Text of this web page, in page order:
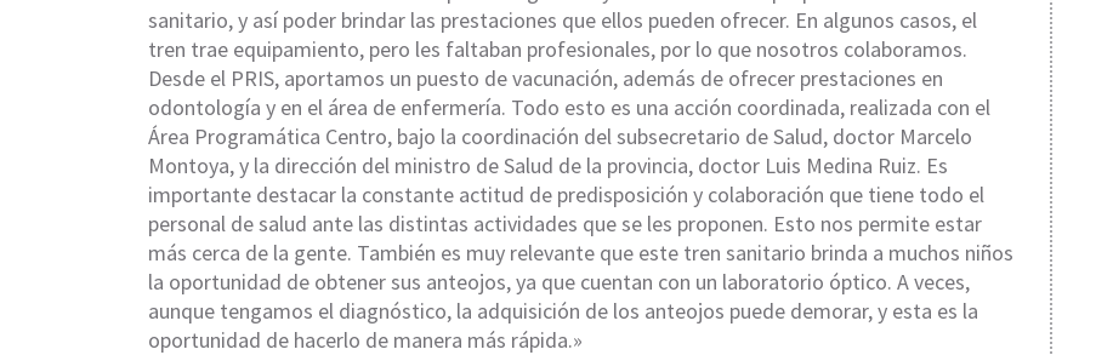
sanitario, y así poder brindar las prestaciones que ellos pueden ofrecer. En algunos casos, el
tren trae equipamiento, pero les faltaban profesionales, por lo que nosotros colaboramos.
Desde el PRIS, aportamos un puesto de vacunación, además de ofrecer prestaciones en
odontología y en el área de enfermería. Todo esto es una acción coordinada, realizada con el
Área Programática Centro, bajo la coordinación del subsecretario de Salud, doctor Marcelo
Montoya, y la dirección del ministro de Salud de la provincia, doctor Luis Medina Ruiz. Es
importante destacar la constante actitud de predisposición y colaboración que tiene todo el
personal de salud ante las distintas actividades que se les proponen. Esto nos permite estar
más cerca de la gente. También es muy relevante que este tren sanitario brinda a muchos niños
la oportunidad de obtener sus anteojos, ya que cuentan con un laboratorio óptico. A veces,
aunque tengamos el diagnóstico, la adquisición de los anteojos puede demorar, y esta es la
oportunidad de hacerlo de manera más rápida.»